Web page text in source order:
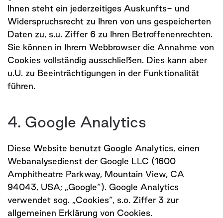
Ihnen steht ein jederzeitiges Auskunfts- und
Widerspruchsrecht zu Ihren von uns gespeicherten
Daten zu, s.u. Ziffer 6 zu Ihren Betroffenenrechten.
Sie können in Ihrem Webbrowser die Annahme von
Cookies vollständig ausschließen. Dies kann aber
u.U. zu Beeinträchtigungen in der Funktionalität
führen.
4. Google Analytics
Diese Website benutzt Google Analytics, einen
Webanalysedienst der Google LLC (1600
Amphitheatre Parkway, Mountain View, CA
94043, USA; „Google“). Google Analytics
verwendet sog. „Cookies“, s.o. Ziffer 3 zur
allgemeinen Erklärung von Cookies.